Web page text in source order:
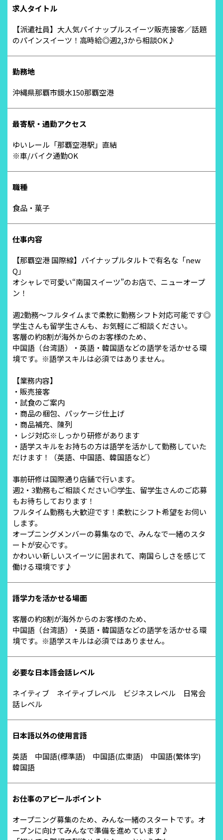
求人タイトル
【派遣社員】大人気パイナップルスイーツ販売接客／話題
のパインスイーツ！高時給◎週2,3から相談OK♪
勤務地
沖縄県那覇市鏡水150那覇空港
最寄駅・通勤アクセス
ゆいレール「那覇空港駅」直結
※車/バイク通勤OK
職種
食品・菓子
仕事内容
【那覇空港 国際線】パイナップルタルトで有名な「new
Q」
オシャレで可愛い“南国スイーツ”のお店で、ニューオープ
ン！
週2勤務～フルタイムまで柔軟に勤務シフト対応可能です◎
学生さんも留学生さんも、お気軽にご相談ください。
客層の約8割が海外からのお客様のため、
中国語（台湾語）・英語・韓国語などの語学を活かせる環
境です。※語学スキルは必須ではありません。
【業務内容】
・販売接客
・試食のご案内
・商品の梱包、パッケージ仕上げ
・商品補充、陳列
・レジ対応※しっかり研修があります
・語学スキルをお持ちの方は語学を活かして勤務していた
だけます！（英語、中国語、韓国語など）
事前研修は国際通り店舗で行います。
週2・3勤務もご相談ください◎学生、留学生さんのご応募
もお待ちしております！
フルタイム勤務も大歓迎です！柔軟にシフト希望をお伺い
します。
オープニングメンバーの募集なので、みんなで一緒のスタ
ートが安心です。
かわいい新しいスイーツに囲まれて、南国らしさを感じて
働ける環境です♪
語学力を活かせる場面
客層の約8割が海外からのお客様のため、
中国語（台湾語）・英語・韓国語などの語学を活かせる環
境です。※語学スキルは必須ではありません。
必要な日本語会話レベル
ネイティブ ネイティブレベル ビジネスレベル 日常会
話レベル
日本語以外の使用言語
英語 中国語(標準語) 中国語(広東語) 中国語(繁体字)
韓国語
お仕事のアピールポイント
オープニング募集のため、みんな一緒のスタートです。オ
ープンに向けてみんなで準備を進めています♪